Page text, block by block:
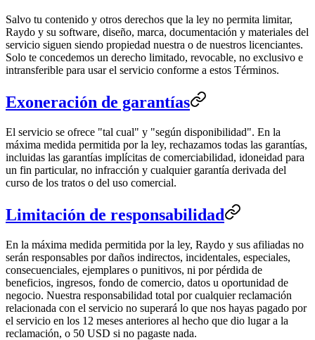
Salvo tu contenido y otros derechos que la ley no permita limitar,
Raydo y su software, diseño, marca, documentación y materiales del
servicio siguen siendo propiedad nuestra o de nuestros licenciantes.
Solo te concedemos un derecho limitado, revocable, no exclusivo e
intransferible para usar el servicio conforme a estos Términos.
Exoneración de garantías
El servicio se ofrece "tal cual" y "según disponibilidad". En la
máxima medida permitida por la ley, rechazamos todas las garantías,
incluidas las garantías implícitas de comerciabilidad, idoneidad para
un fin particular, no infracción y cualquier garantía derivada del
curso de los tratos o del uso comercial.
Limitación de responsabilidad
En la máxima medida permitida por la ley, Raydo y sus afiliadas no
serán responsables por daños indirectos, incidentales, especiales,
consecuenciales, ejemplares o punitivos, ni por pérdida de
beneficios, ingresos, fondo de comercio, datos u oportunidad de
negocio. Nuestra responsabilidad total por cualquier reclamación
relacionada con el servicio no superará lo que nos hayas pagado por
el servicio en los 12 meses anteriores al hecho que dio lugar a la
reclamación, o 50 USD si no pagaste nada.